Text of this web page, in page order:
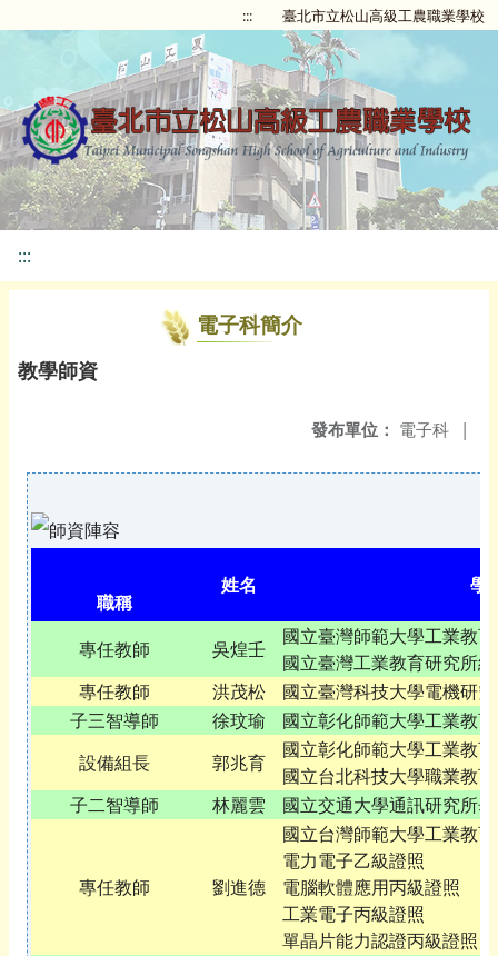
::: 臺北市立松山高級工農職業學校
:::
電子科簡介
教學師資
發布單位： 電子科 |
職稱
姓名 學
專任教師 吳煌壬
國立臺灣師範大學工業教
國立臺灣工業教育研究所
專任教師
洪茂松
國立臺灣科技大學電機研
子三智導師
徐玟瑜
國立彰化師範大學工業教
設備組長
郭兆育
國立彰化師範大學工業教
國立台北科技大學職業教
子二智導師
林麗雲 國立交通大學通訊研究所
專任教師 劉進德
國立台灣師範大學工業教
電力電子乙級證照
電腦軟體應用丙級證照
工業電子丙級證照
單晶片能力認證丙級證照